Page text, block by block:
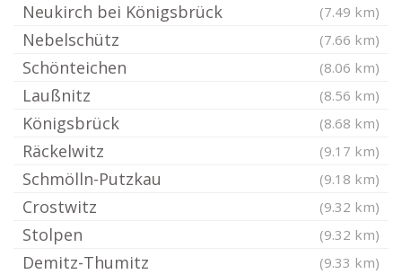
Neukirch bei Königsbrück (7.49 km)
Nebelschütz (7.66 km)
Schönteichen (8.06 km)
Laußnitz (8.56 km)
Königsbrück (8.68 km)
Räckelwitz (9.17 km)
Schmölln-Putzkau (9.18 km)
Crostwitz (9.32 km)
Stolpen (9.32 km)
Demitz-Thumitz (9.33 km)